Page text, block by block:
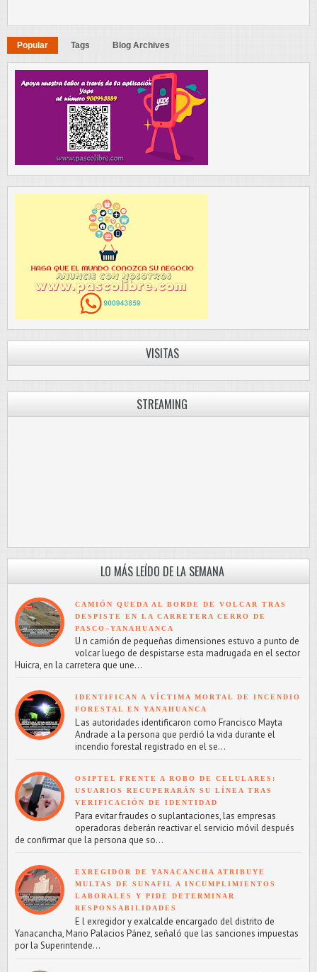
Popular Tags Blog Archives
VISITAS
STREAMING
LO MÁS LEÍDO DE LA SEMANA
CAMIÓN QUEDA AL BORDE DE VOLCAR TRAS
DESPISTE EN LA CARRETERA CERRO DE
PASCO–YANAHUANCA
U n camión de pequeñas dimensiones estuvo a punto de
volcar luego de despistarse esta madrugada en el sector
Huicra, en la carretera que une...
IDENTIFICAN A VÍCTIMA MORTAL DE INCENDIO
FORESTAL EN YANAHUANCA
L as autoridades identificaron como Francisco Mayta
Andrade a la persona que perdió la vida durante el
incendio forestal registrado en el se...
OSIPTEL FRENTE A ROBO DE CELULARES:
USUARIOS RECUPERARÁN SU LÍNEA TRAS
VERIFICACIÓN DE IDENTIDAD
Para evitar fraudes o suplantaciones, las empresas
operadoras deberán reactivar el servicio móvil después
de confirmar que la persona que so...
EXREGIDOR DE YANACANCHA ATRIBUYE
MULTAS DE SUNAFIL A INCUMPLIMIENTOS
LABORALES Y PIDE DETERMINAR
RESPONSABILIDADES
E l exregidor y exalcalde encargado del distrito de
Yanacancha, Mario Palacios Pánez, señaló que las sanciones impuestas
por la Superintende...